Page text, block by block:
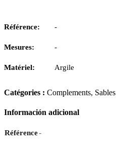
Référence: -
Mesures: -
Matériel: Argile
Catégories : Complements, Sables
Información adicional
Référence-